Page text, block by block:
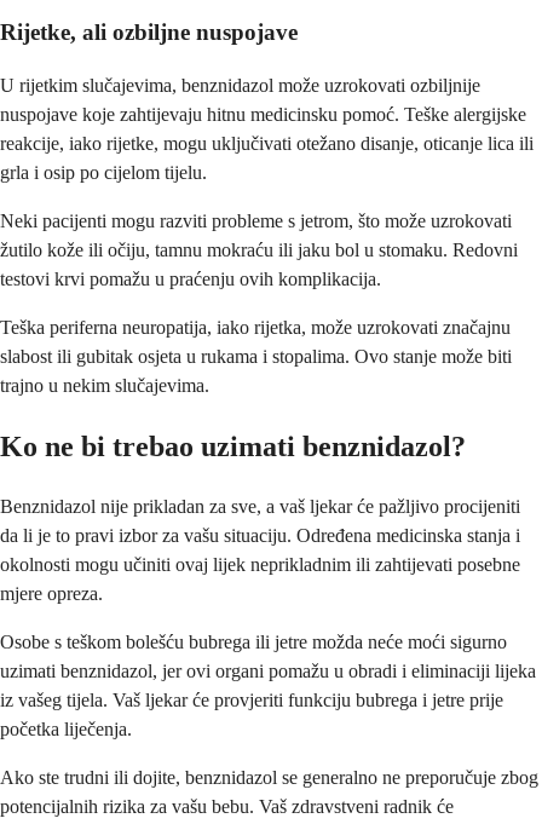
Rijetke, ali ozbiljne nuspojave
U rijetkim slučajevima, benznidazol može uzrokovati ozbiljnije
nuspojave koje zahtijevaju hitnu medicinsku pomoć. Teške alergijske
reakcije, iako rijetke, mogu uključivati otežano disanje, oticanje lica ili
grla i osip po cijelom tijelu.
Neki pacijenti mogu razviti probleme s jetrom, što može uzrokovati
žutilo kože ili očiju, tamnu mokraću ili jaku bol u stomaku. Redovni
testovi krvi pomažu u praćenju ovih komplikacija.
Teška periferna neuropatija, iako rijetka, može uzrokovati značajnu
slabost ili gubitak osjeta u rukama i stopalima. Ovo stanje može biti
trajno u nekim slučajevima.
Ko ne bi trebao uzimati benznidazol?
Benznidazol nije prikladan za sve, a vaš ljekar će pažljivo procijeniti
da li je to pravi izbor za vašu situaciju. Određena medicinska stanja i
okolnosti mogu učiniti ovaj lijek neprikladnim ili zahtijevati posebne
mjere opreza.
Osobe s teškom bolešću bubrega ili jetre možda neće moći sigurno
uzimati benznidazol, jer ovi organi pomažu u obradi i eliminaciji lijeka
iz vašeg tijela. Vaš ljekar će provjeriti funkciju bubrega i jetre prije
početka liječenja.
Ako ste trudni ili dojite, benznidazol se generalno ne preporučuje zbog
potencijalnih rizika za vašu bebu. Vaš zdravstveni radnik će